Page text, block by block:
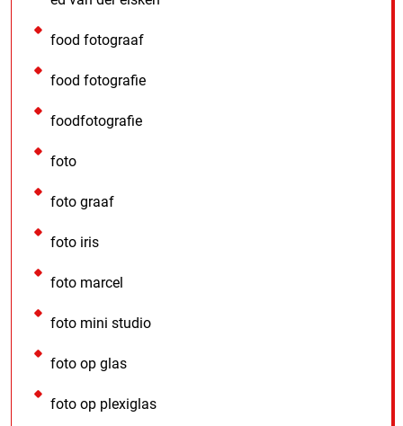
food fotograaf
food fotografie
foodfotografie
foto
foto graaf
foto iris
foto marcel
foto mini studio
foto op glas
foto op plexiglas